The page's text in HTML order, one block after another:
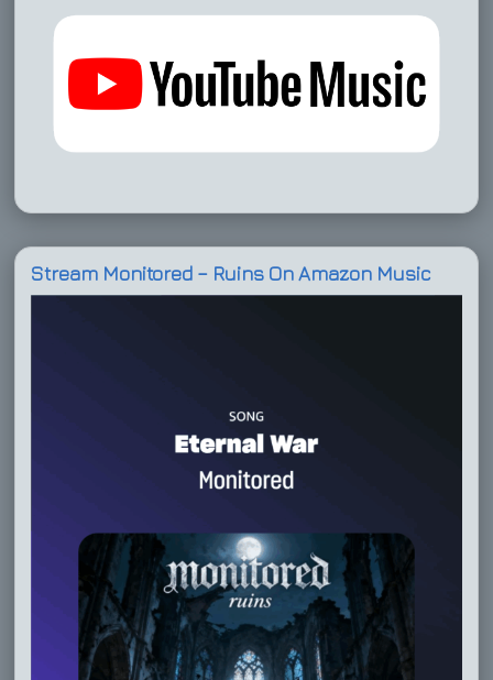
Stream Monitored – Ruins On Amazon Music